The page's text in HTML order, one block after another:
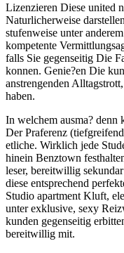
Lizenzieren Diese united
Naturlicherweise
stufenweise unter
kompetente
falls Sie gegenseitig Die
konnen. Genie?en Die
anstrengenden
haben.
In welchem ausma? denn
Der Praferenz
etliche. Wirklich jede
hinein Benztown
leser, bereitwillig
diese entsprechend
Studio apartment Kluft,
unter exklusive, sexy
kunden gegenseitig
bereitwillig mit.